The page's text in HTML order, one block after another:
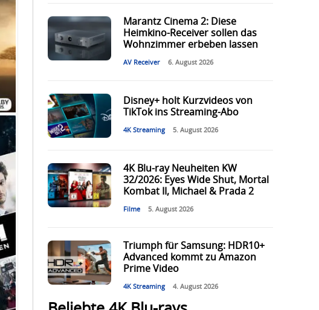
Marantz Cinema 2: Diese
Heimkino-Receiver sollen das
Wohnzimmer erbeben lassen
AV Receiver 6. August 2026
Disney+ holt Kurzvideos von
TikTok ins Streaming-Abo
4K Streaming 5. August 2026
4K Blu-ray Neuheiten KW
32/2026: Eyes Wide Shut, Mortal
Kombat II, Michael & Prada 2
Filme 5. August 2026
Triumph für Samsung: HDR10+
Advanced kommt zu Amazon
Prime Video
4K Streaming 4. August 2026